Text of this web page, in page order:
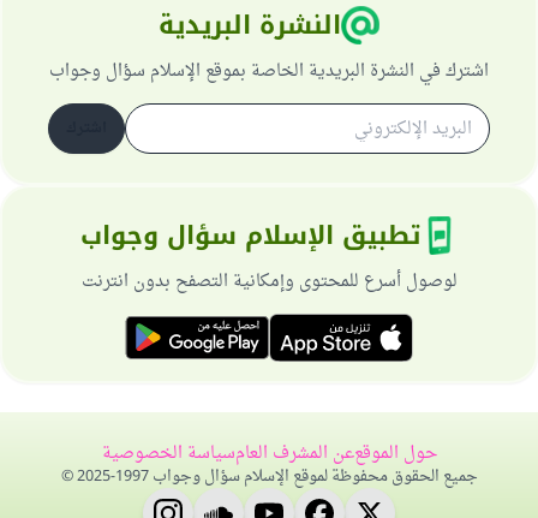
النشرة البريدية
اشترك في النشرة البريدية الخاصة بموقع الإسلام سؤال وجواب
اشترك
تطبيق الإسلام سؤال وجواب
لوصول أسرع للمحتوى وإمكانية التصفح بدون انترنت
حول الموقععن المشرف العامسياسة الخصوصية
جميع الحقوق محفوظة لموقع الإسلام سؤال وجواب 1997-2025 ©